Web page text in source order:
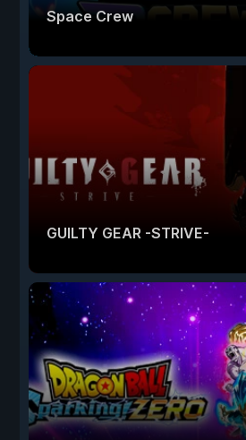
Space Crew
GUILTY GEAR -STRIVE-